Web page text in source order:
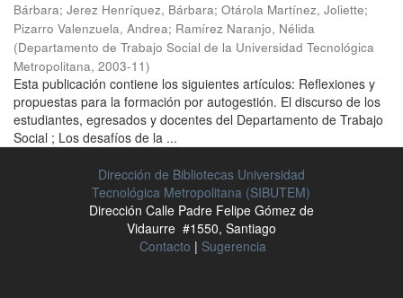
Bárbara; Jerez Henríquez, Bárbara; Otárola Martínez, Joliette;
Pizarro Valenzuela, Andrea; Ramírez Naranjo, Nélida
(Departamento de Trabajo Social de la Universidad Tecnológica
Metropolitana, 2003-11)
Esta publicación contiene los siguientes artículos: Reflexiones y
propuestas para la formación por autogestión. El discurso de los
estudiantes, egresados y docentes del Departamento de Trabajo
Social ; Los desafíos de la ...
Dirección de Bibliotecas Universidad
Tecnológica Metropolitana (SIBUTEM)
Dirección Calle Padre Felipe Gómez de
Vidaurre #1550, Santiago
Contacto | Sugerencia